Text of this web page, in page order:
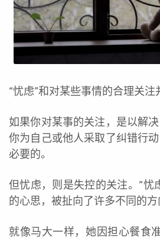
“忧虑”和对某些事情的合理关注
如果你对某事的关注，是以解
你为自己或他人采取了纠错行
必要的。
但忧虑，则是失控的关注。“忧
的心思，被扯向了许多不同的方
就像马大一样，她因担心餐食